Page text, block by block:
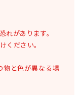
れがあります。
ください。
と色が異なる場